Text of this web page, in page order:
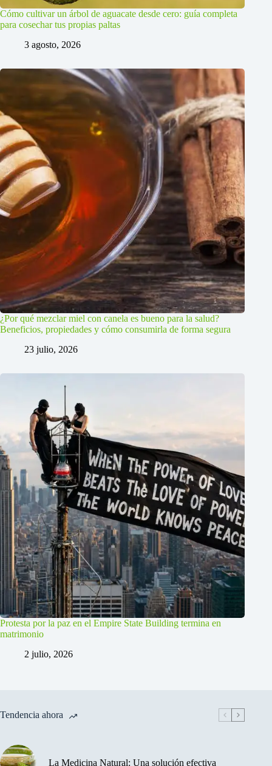
Cómo cultivar un árbol de aguacate desde cero: guía completa
para cosechar tus propias paltas
3 agosto, 2026
¿Por qué mezclar miel con canela es bueno para la salud?
Beneficios, propiedades y cómo consumirla de forma segura
23 julio, 2026
Protesta por la paz en el Empire State Building termina en
matrimonio
2 julio, 2026
Tendencia ahora
La Medicina Natural: Una solución efectiva